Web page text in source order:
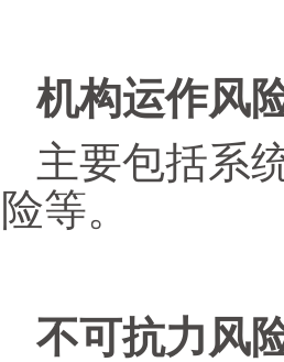
机构运作风
主要包括系
险等。
不可抗力风